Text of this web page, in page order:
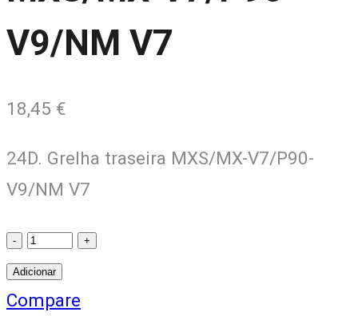
V9/NM V7
18,45 €
24D. Grelha traseira MXS/MX-V7/P90-
V9/NM V7
24D.
Grelha
traseira
Adicionar
Compare